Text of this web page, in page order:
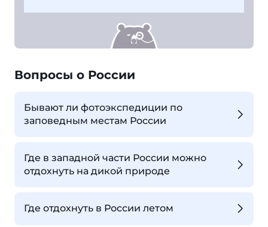
Вопросы о России
Бывают ли фотоэкспедиции по
заповедным местам России
Где в западной части России можно
отдохнуть на дикой природе
Где отдохнуть в России летом